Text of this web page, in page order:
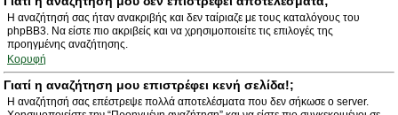
Η αναζήτησή σας ήταν ανακριβής και δεν ταίριαζε με τους καταλόγους του
phpBB3. Να είστε πιο ακριβείς και να χρησιμοποιείτε τις επιλογές της
προηγμένης αναζήτησης.
Κορυφή
Γιατί η αναζήτηση μου επιστρέφει κενή σελίδα!;
Η αναζήτησή σας επέστρεψε πολλά αποτελέσματα που δεν σήκωσε ο server.